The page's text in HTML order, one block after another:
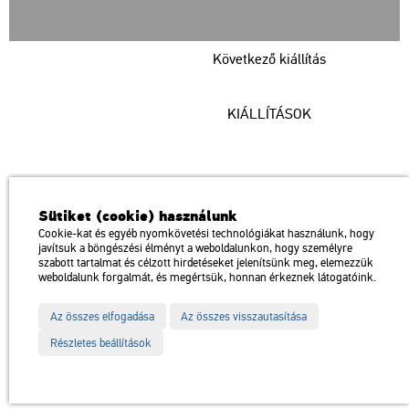
Következő kiállítás
KIÁLLÍTÁSOK
a Magyar Művészeti Akadémia intézménye
1146 Budapest, Dózsa György út 37.
Megközelíthető: Millenniumi Földalatti Vasút – Hősök tere megálló
Trolibusz: 75, 79 / Autóbusz: 20, 30, 105
Impresszum Sitemap Adatvédelem
térkép
Sütiket (cookie) használunk
Cookie-kat és egyéb nyomkövetési technológiákat használunk, hogy
javítsuk a böngészési élményt a weboldalunkon, hogy személyre
szabott tartalmat és célzott hirdetéseket jelenítsünk meg, elemezzük
weboldalunk forgalmát, és megértsük, honnan érkeznek látogatóink.
Az összes elfogadása
Az összes visszautasítása
Részletes beállítások